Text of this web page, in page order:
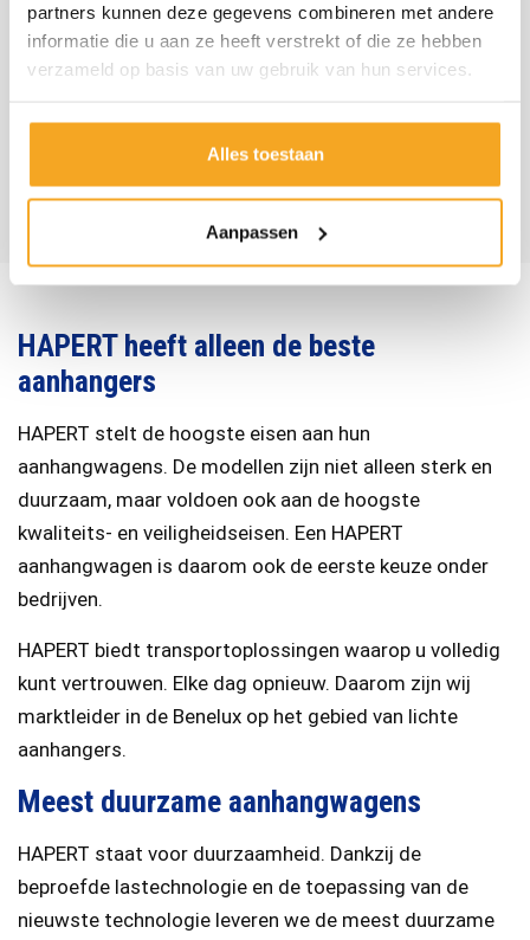
partners kunnen deze gegevens combineren met andere
informatie die u aan ze heeft verstrekt of die ze hebben
verzameld op basis van uw gebruik van hun services.
Alles toestaan
Aanpassen
HAPERT heeft alleen de beste
aanhangers
HAPERT stelt de hoogste eisen aan hun
aanhangwagens. De modellen zijn niet alleen sterk en
duurzaam, maar voldoen ook aan de hoogste
kwaliteits- en veiligheidseisen. Een HAPERT
aanhangwagen is daarom ook de eerste keuze onder
bedrijven.
HAPERT biedt transportoplossingen waarop u volledig
kunt vertrouwen. Elke dag opnieuw. Daarom zijn wij
marktleider in de Benelux op het gebied van lichte
aanhangers.
Meest duurzame aanhangwagens
HAPERT staat voor duurzaamheid. Dankzij de
beproefde lastechnologie en de toepassing van de
nieuwste technologie leveren we de meest duurzame